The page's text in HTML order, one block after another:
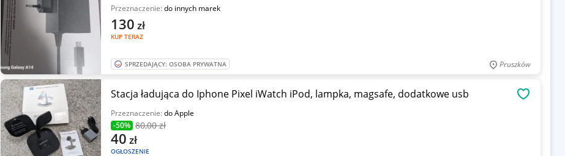
Przeznaczenie:do innych marek
KUP TERAZ
130 zł
SPRZEDAJĄCY: OSOBA PRYWATNA Pruszków
Stacja ładująca do Iphone Pixel iWatch iPod, lampka, magsafe, dodatkowe usb
Przeznaczenie:do Apple
-50% 80,00 zł
OGŁOSZENIE
40 zł